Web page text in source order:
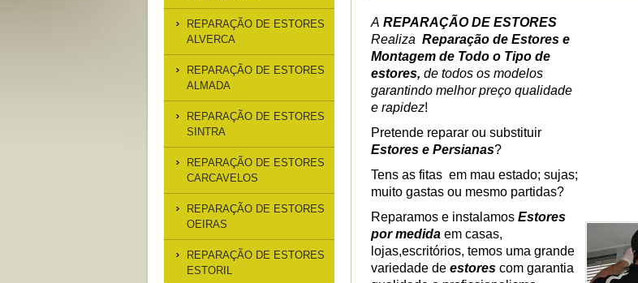
A REPARAÇÃO DE ESTORES
Realiza Reparação de Estores e
Montagem de Todo o Tipo de
estores, de todos os modelos
garantindo melhor preço qualidade
e rapidez!
Estores e Persianas?
Tens as fitas em mau estado; sujas;
muito gastas ou mesmo partidas?
Reparamos e instalamos Estores
por medida em casas,
lojas,escritórios, temos uma grande
variedade de estores com garantia
REPARAÇÃO DE ESTORES
ALVERCA
REPARAÇÃO DE ESTORES
ALMADA
REPARAÇÃO DE ESTORES
SINTRA
REPARAÇÃO DE ESTORES
CARCAVELOS
REPARAÇÃO DE ESTORES
OEIRAS
REPARAÇÃO DE ESTORES
ESTORIL